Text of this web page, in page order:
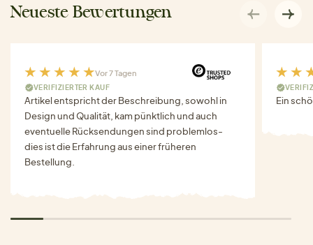
Neueste Bewertungen
Vor 7 Tagen
VERIFIZIERTER KAUF
Artikel entspricht der Beschreibung, sowohl in
Design und Qualität, kam pünktlich und auch
eventuelle Rücksendungen sind problemlos-
dies ist die Erfahrung aus einer früheren
Bestellung.
Ein